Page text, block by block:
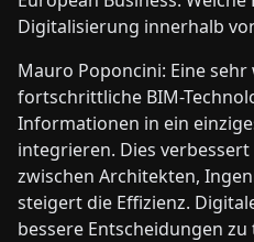
Digitalisierung innerhalb
Mauro Poponcini: Eine
fortschrittliche BIM-
Informationen in ein
integrieren. Dies
zwischen Architekten,
steigert die Effizienz.
bessere Entscheidungen